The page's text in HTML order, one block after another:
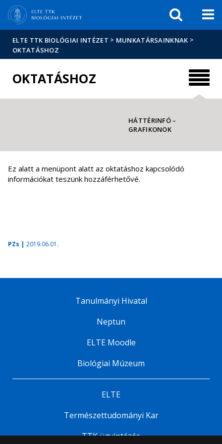
sajtóban
ELTE TTK BIOLÓGIAI INTÉZET > MUNKATÁRSAINKNAK >
OKTATÁSHOZ
OKTATÁSHOZ
HÁTTÉRINFÓ –
GRAFIKONOK
Ez alatt a menüpont alatt az oktatáshoz kapcsolódó
információkat teszünk hozzáférhetővé.
PZs | 2019.06.01.
Tanulmányi Hivatal
Neptun
ELTE Moodle
Biológiai Múzeum
ELTE
Természettudományi Kar
TTK ügyintézés